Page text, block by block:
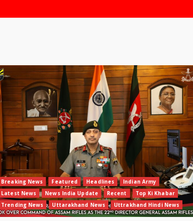
Breaking News Featured Headlines
Indian Army
Latest News
News India Update Recent
Top Ki Khabar
Trending News
Uttarakhand News Uttrakhand Hindi News